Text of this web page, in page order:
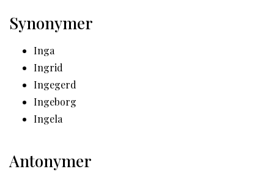
Synonymer
Inga
Ingrid
Ingegerd
Ingeborg
Ingela
Antonymer